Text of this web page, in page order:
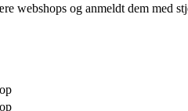
webshops og anmeldt dem med